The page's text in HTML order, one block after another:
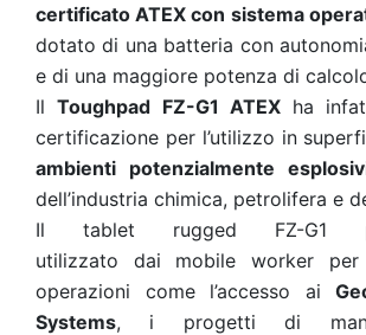
certificato ATEX con sistema
dotato di una batteria con
e di una maggiore potenza di
IlToughpad FZ-G1 ATEXha
certificazione per l’utilizzo in
ambienti potenzialmente
dell’industria chimica, petrolifera e
Il tablet rugged FZ-G1
utilizzato dai mobile worker
operazioni come l’accesso ai
Systems, i progetti di